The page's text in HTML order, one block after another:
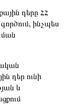
դերը ՀՀ
ինչպես
դեր ունի
և